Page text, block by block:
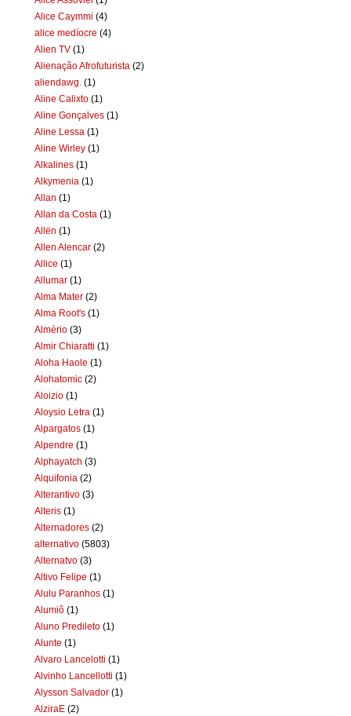
Alice Caymmi (4)
alice medíocre (4)
Alien TV (1)
Alienação Afrofuturista (2)
aliendawg. (1)
Aline Calixto (1)
Aline Gonçalves (1)
Aline Lessa (1)
Aline Wirley (1)
Alkalines (1)
Alkymenia (1)
Allan (1)
Allan da Costa (1)
Allën (1)
Allen Alencar (2)
Allice (1)
Allumar (1)
Alma Mater (2)
Alma Root's (1)
Almério (3)
Almir Chiaratti (1)
Aloha Haole (1)
Alohatomic (2)
Aloizio (1)
Aloysio Letra (1)
Alpargatos (1)
Alpendre (1)
Alphayatch (3)
Alquifonia (2)
Alterantivo (3)
Alteris (1)
Alternadores (2)
alternativo (5803)
Alternatvo (3)
Altivo Felipe (1)
Alulu Paranhos (1)
Alumiô (1)
Aluno Predileto (1)
Alunte (1)
Alvaro Lancelotti (1)
Alvinho Lancellotti (1)
Alysson Salvador (1)
AlziraE (2)